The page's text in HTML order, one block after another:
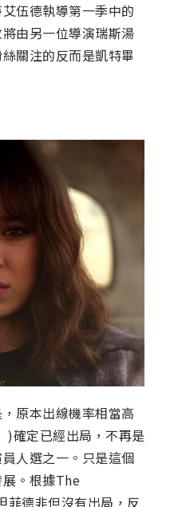
伍德執導第一季中的
由另一位導演瑞斯湯
關注的反而是凱特畢
原本出線機率相當高
)確定已經出局，不再是
人選之一。只是這個
。根據The
德非但沒有出局，反